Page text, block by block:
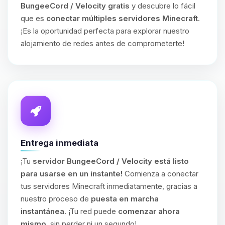
BungeeCord / Velocity gratis y descubre lo fácil
que es conectar múltiples servidores Minecraft.
¡Es la oportunidad perfecta para explorar nuestro
alojamiento de redes antes de comprometerte!
Entrega inmediata
¡Tu servidor BungeeCord / Velocity está listo
para usarse en un instante! Comienza a conectar
tus servidores Minecraft inmediatamente, gracias a
nuestro proceso de puesta en marcha
instantánea. ¡Tu red puede comenzar ahora